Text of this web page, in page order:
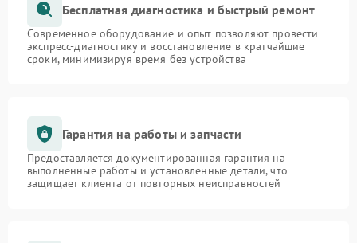
Бесплатная диагностика и быстрый ремонт
Современное оборудование и опыт позволяют провести
экспресс-диагностику и восстановление в кратчайшие
сроки, минимизируя время без устройства
Гарантия на работы и запчасти
Предоставляется документированная гарантия на
выполненные работы и установленные детали, что
защищает клиента от повторных неисправностей